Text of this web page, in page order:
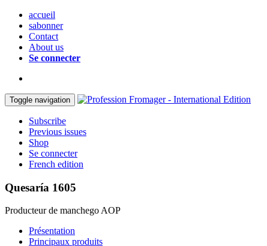
accueil
sabonner
Contact
About us
Se connecter
Toggle navigation
Subscribe
Previous issues
Shop
Se connecter
French edition
Quesaría 1605
Producteur de manchego AOP
Présentation
Principaux produits